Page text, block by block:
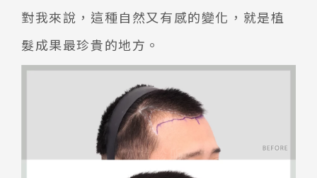
對我來說，這種自然又有感的變化，就是植
髮成果最珍貴的地方。